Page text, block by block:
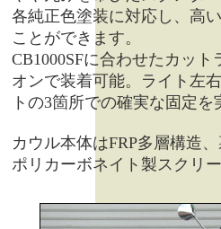
各純正色塗装に対応し、高
ことができます。
CB1000SFに合わせたカッ
オンで装着可能。ライト左
トの3箇所での確実な固定
カウル本体はFRP多層構造
ポリカーボネイト製スクリ